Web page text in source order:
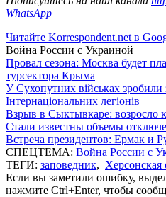
WhatsApp
Читайте Korrespondent.net в
Война России с Украиной
Провал сезона: Москва будет
турсектора Крыма
У Сухопутних військах зробили
Інтернаціональних легіонів
Взрыв в Сыктывкаре: возросло
Стали известны объемы
Встреча президентов: Ермак и
СПЕЦТЕМА: Война России с
ТЕГИ: заповедник, Херсонская
Если вы заметили ошибку,
нажмите Ctrl+Enter, чтобы